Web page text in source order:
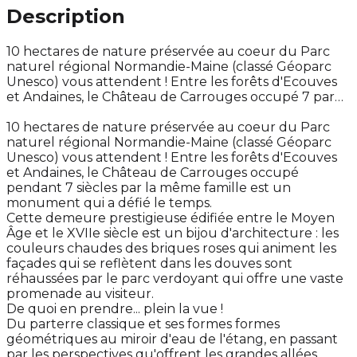
Description
10 hectares de nature préservée au coeur du Parc
naturel régional Normandie-Maine (classé Géoparc
Unesco) vous attendent ! Entre les forêts d'Ecouves
et Andaines, le Château de Carrouges occupé 7 par…
10 hectares de nature préservée au coeur du Parc
naturel régional Normandie-Maine (classé Géoparc
Unesco) vous attendent ! Entre les forêts d'Ecouves
et Andaines, le Château de Carrouges occupé
pendant 7 siècles par la même famille est un
monument qui a défié le temps.
Cette demeure prestigieuse édifiée entre le Moyen
Âge et le XVIIe siècle est un bijou d'architecture : les
couleurs chaudes des briques roses qui animent les
façades qui se reflètent dans les douves sont
réhaussées par le parc verdoyant qui offre une vaste
promenade au visiteur.
De quoi en prendre... plein la vue !
Du parterre classique et ses formes formes
géométriques au miroir d'eau de l'étang, en passant